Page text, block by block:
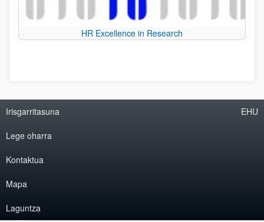
HR Excellence in Research
Irisgarritasuna
Lege oharra
Kontaktua
Mapa
Laguntza
EHU